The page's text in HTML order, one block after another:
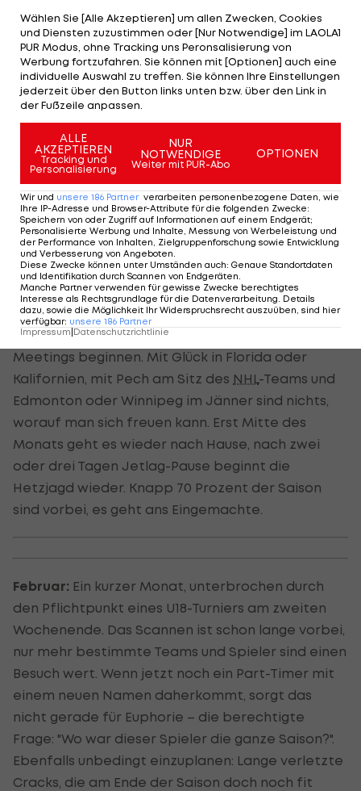
Leute aus kleineren Eishockeyländern wie
Frankreich, Deutschlandoder Österreich sehen
kann. Zwei Tagen hier genügen, neue Cracks sind
eher selten zu entdecken. Das Weihnachtsfest
dauert meist nicht lange, am 26. Dezember
beginnen ein U18-Turnier in der Schweiz sowie die
U20-WM. Dass die alle zwei Jahre in Übersee
stattfindet, macht die Reisestrapazen noch
größer, die meisten Scouts reisen zur zweiten
Turnierhälfte an. Silvester zuhause geht sich daher
so gut wie nie aus.
Jänner:Beginnt mit den letzten Tagen der
Junioren-WM, oft müssen die Scouts danach noch
in Übersee bleiben. Sie sehen dort einigeCHL-
Spiele mit den Top-Prospects, ehe die Midseason-
Meetings beginnen. Mit Glück in Florida oder
Kalifornien, mit Pech am Sitz des NHL -Teams und
Edmonton oder Winnipeg im Jänner sind nichts,
worauf man sich freuen kann. Erst Mitte des
Monats geht es wieder nach Hause, nach zwei
oder drei Tagen Jetlag-Pause beginnt die
Hetzjagd wieder. Knapp 70 Prozent der Saison
sind vorbei, es geht ans Eingemachte.
Februar: Ein kurzer Monat, unterbrochen durch
den Pflichtpunkt eines U18-Turniers am zweiten
Wochenende. Das Scannen ist schon lange vorbei,
nur mehr bestimmte Teams und Spieler sind einen
Besuch wert. Wenn jetzt noch ein Part-Timer mit
einem neuen Namen daherkommt, sorgt das
nicht gerade für Euphorie – die berechtigte
Frage: "Wo war dieser Spieler die ganze Saison?".
Ebenfalls unbedingt einzuplanen: Lange verletzte
Cracks, die am Ende der Saison doch noch fit
Wählen Sie [Alle Akzeptieren] um allen Zwecken, Cookies
und Diensten zuzustimmen oder [Nur Notwendige] im LAOLA1
PUR Modus, ohne Tracking uns Peronsalisierung von
Werbung fortzufahren. Sie können mit [Optionen] auch eine
individuelle Auswahl zu treffen. Sie können Ihre Einstellungen
jederzeit über den Button links unten bzw. über den Link in
der Fußzeile anpassen.
ALLE
AKZEPTIEREN
Tracking und
Personalisierung
NUR
NOTWENDIGE
Weiter mit PUR-Abo
OPTIONEN
Wir und unsere 186 Partner verarbeiten personenbezogene Daten, wie
Ihre IP-Adresse und Browser-Attribute für die folgenden Zwecke:
Speichern von oder Zugriff auf Informationen auf einem Endgerät;
Personalisierte Werbung und Inhalte, Messung von Werbeleistung und
der Performance von Inhalten, Zielgruppenforschung sowie Entwicklung
und Verbesserung von Angeboten
Diese Zwecke können unter Umständen auch: Genaue Standortdaten
und Identifikation durch Scannen von Endgeräten
Manche Partner verwenden für gewisse Zwecke berechtigtes
Interesse als Rechtsgrundlage für die Datenverarbeitung. Details
dazu, sowie die Möglichkeit Ihr Widerspruchsrecht auszuüben, sind hier
verfügbar: unsere 186 Partner
Impressum|Datenschutzrichtlinie